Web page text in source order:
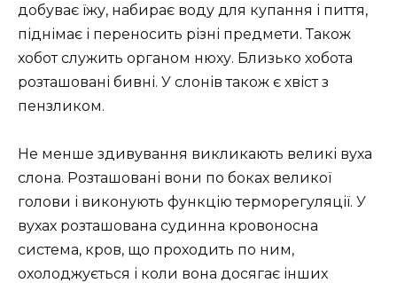
добуває їжу, набирає воду для купання і пиття,
піднімає і переносить різні предмети. Також
хобот служить органом нюху. Близько хобота
розташовані бивні. У слонів також є хвіст з
пензликом.
Не менше здивування викликають великі вуха
слона. Розташовані вони по боках великої
голови і виконують функцію терморегуляції. У
вухах розташована судинна кровоносна
система, кров, що проходить по ним,
охолоджується і коли вона досягає інших